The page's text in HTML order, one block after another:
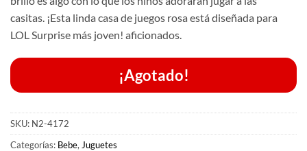
casitas. ¡Esta linda casa de juegos rosa está diseñada para
LOL Surprise más joven! aficionados.
¡Agotado!
SKU: N2-4172
Categorías: Bebe, Juguetes